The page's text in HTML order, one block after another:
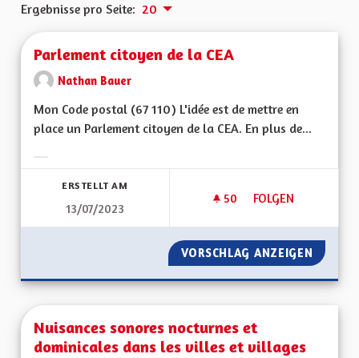
Ergebnisse pro Seite: 20
Parlement citoyen de la CEA
Nathan Bauer
Mon Code postal (67 110) L'idée est de mettre en
place un Parlement citoyen de la CEA. En plus de...
ERSTELLT AM
13/07/2023
50 50 FOLLOWER
FOLGEN
PARLEMENT
VORSCHLAG ANZEIGEN
Nuisances sonores nocturnes et
dominicales dans les villes et villages